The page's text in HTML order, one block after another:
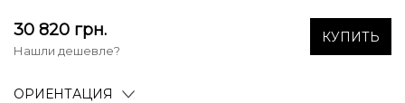
30 820 грн.
Нашли дешевле?
КУПИТЬ
ОРИЕНТАЦИЯ